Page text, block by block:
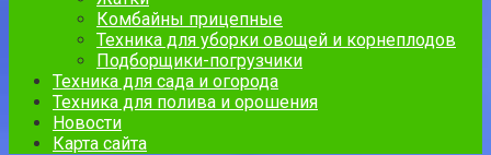
Комбайны прицепные
Техника для уборки овощей и корнеплодов
Подборщики-погрузчики
Техника для сада и огорода
Техника для полива и орошения
Новости
Карта сайта